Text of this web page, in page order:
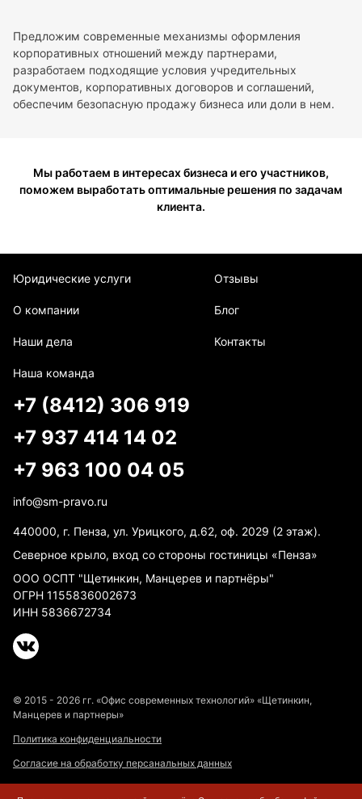
Предложим современные механизмы оформления
корпоративных отношений между партнерами,
разработаем подходящие условия учредительных
документов, корпоративных договоров и соглашений,
обеспечим безопасную продажу бизнеса или доли в нем.
Мы работаем в интересах бизнеса и его участников,
поможем выработать оптимальные решения по задачам
клиента.
© 2015 - 2026 гг. «Офис современных технологий» «Щетинкин,
Манцерев и партнеры»
Политика конфиденциальности
Согласие на обработку персанальных данных
Согласие на получение рассылки рекламного и
Юридические услуги
О компании
Наши дела
Наша команда
Отзывы
Блог
Контакты
info@sm-pravo.ru
440000, г. Пенза, ул. Урицкого, д.62, оф. 2029 (2 этаж).
Северное крыло, вход со стороны гостиницы «Пенза»
ООО ОСПТ "Щетинкин, Манцерев и партнёры"
ОГРН 1155836002673
ИНН 5836672734
+7 (8412) 306 919
+7 937 414 14 02
+7 963 100 04 05